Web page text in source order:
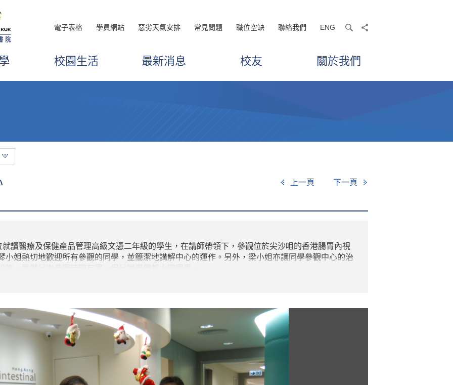
電子表格 學員網站 惡劣天氣安排 常見問題 職位空缺 聯絡我們 ENG searchshare
校園生活 最新消息 校友 關於我們
上一頁 下一頁
就讀醫療及保健產品管理高級文憑二年級的學生，在講師帶領下，參觀位於尖沙咀的香港腸胃內視
小姐熱切地歡迎所有參觀的同學，並簡潔地講解中心的運作。另外，梁小姐亦讓同學參觀中心的治